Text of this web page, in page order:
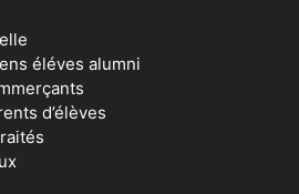
éléves alumni
d’élèves